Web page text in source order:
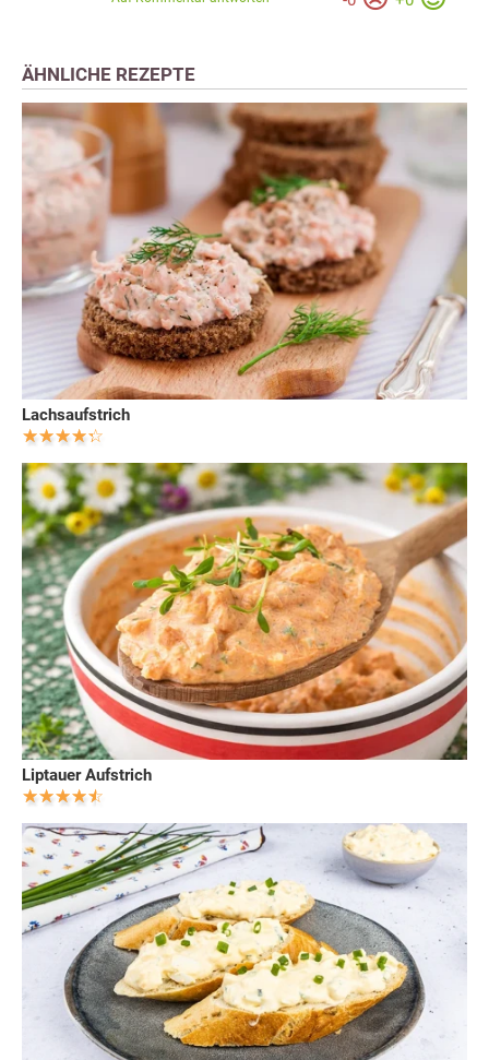
ÄHNLICHE REZEPTE
Lachsaufstrich
Liptauer Aufstrich